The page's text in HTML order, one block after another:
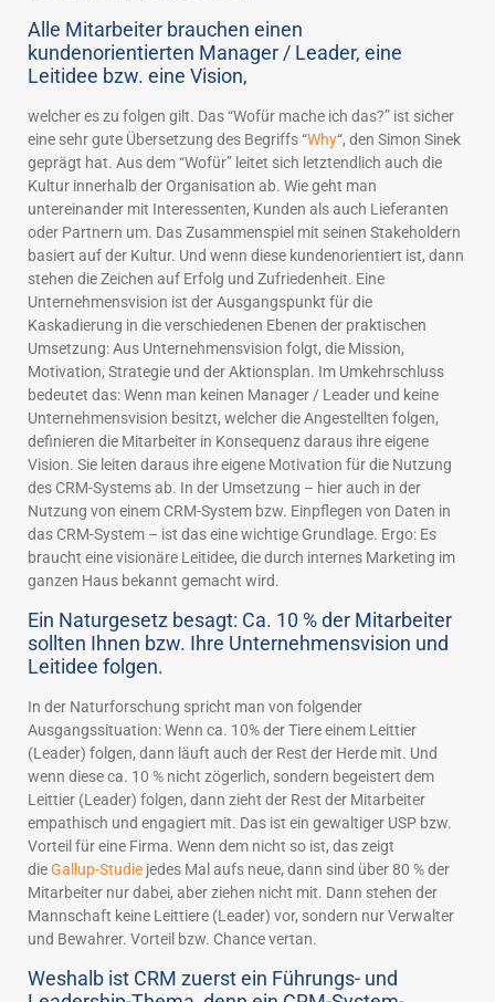
Alle Mitarbeiter brauchen einen
kundenorientierten Manager / Leader, eine
Leitidee bzw. eine Vision,
welcher es zu folgen gilt. Das “Wofür mache ich das?” ist sicher
eine sehr gute Übersetzung des Begriffs “Why“, den Simon Sinek
geprägt hat. Aus dem “Wofür” leitet sich letztendlich auch die
Kultur innerhalb der Organisation ab. Wie geht man
untereinander mit Interessenten, Kunden als auch Lieferanten
oder Partnern um. Das Zusammenspiel mit seinen Stakeholdern
basiert auf der Kultur. Und wenn diese kundenorientiert ist, dann
stehen die Zeichen auf Erfolg und Zufriedenheit. Eine
Unternehmensvision ist der Ausgangspunkt für die
Kaskadierung in die verschiedenen Ebenen der praktischen
Umsetzung: Aus Unternehmensvision folgt, die Mission,
Motivation, Strategie und der Aktionsplan. Im Umkehrschluss
bedeutet das: Wenn man keinen Manager / Leader und keine
Unternehmensvision besitzt, welcher die Angestellten folgen,
definieren die Mitarbeiter in Konsequenz daraus ihre eigene
Vision. Sie leiten daraus ihre eigene Motivation für die Nutzung
des CRM-Systems ab. In der Umsetzung – hier auch in der
Nutzung von einem CRM-System bzw. Einpflegen von Daten in
das CRM-System – ist das eine wichtige Grundlage. Ergo: Es
braucht eine visionäre Leitidee, die durch internes Marketing im
ganzen Haus bekannt gemacht wird.
Ein Naturgesetz besagt: Ca. 10 % der Mitarbeiter
sollten Ihnen bzw. Ihre Unternehmensvision und
Leitidee folgen.
In der Naturforschung spricht man von folgender
Ausgangssituation: Wenn ca. 10% der Tiere einem Leittier
(Leader) folgen, dann läuft auch der Rest der Herde mit. Und
wenn diese ca. 10 % nicht zögerlich, sondern begeistert dem
Leittier (Leader) folgen, dann zieht der Rest der Mitarbeiter
empathisch und engagiert mit. Das ist ein gewaltiger USP bzw.
Vorteil für eine Firma. Wenn dem nicht so ist, das zeigt
dieGallup-Studie jedes Mal aufs neue, dann sind über 80 % der
Mitarbeiter nur dabei, aber ziehen nicht mit. Dann stehen der
Mannschaft keine Leittiere (Leader) vor, sondern nur Verwalter
und Bewahrer. Vorteil bzw. Chance vertan.
Weshalb ist CRM zuerst ein Führungs- und